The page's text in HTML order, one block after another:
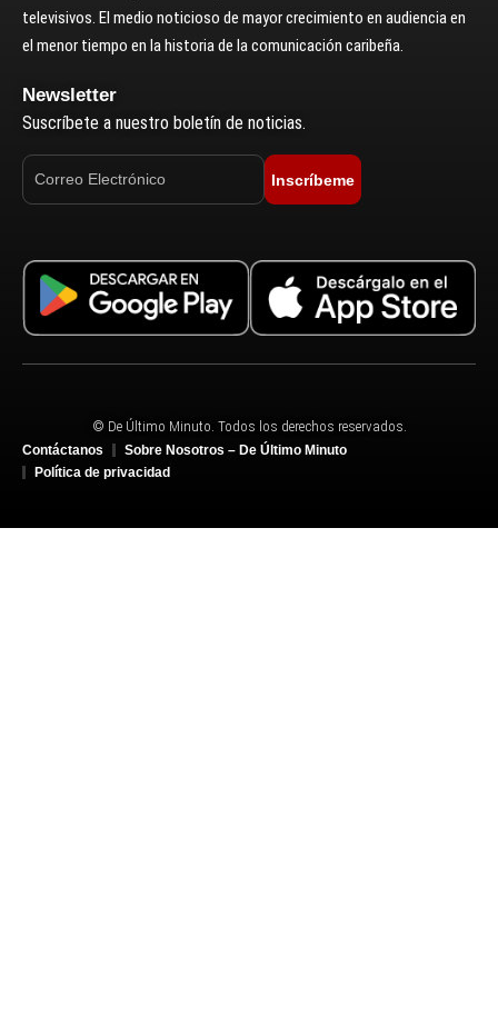
televisivos. El medio noticioso de mayor crecimiento en audiencia en
el menor tiempo en la historia de la comunicación caribeña.
Newsletter
Suscríbete a nuestro boletín de noticias.
Inscríbeme
© De Último Minuto. Todos los derechos reservados.
Contáctanos
Sobre Nosotros – De Último Minuto
Política de privacidad